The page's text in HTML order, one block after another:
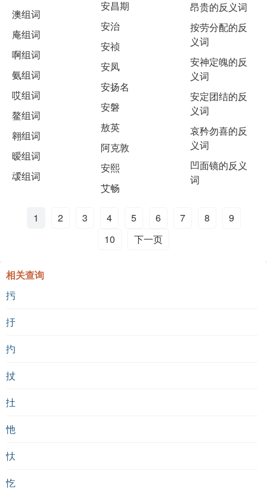
澳组词
庵组词
啊组词
氨组词
哎组词
鳌组词
翱组词
暧组词
叆组词
安昌期
安治
安祯
安凤
安扬名
安磐
敖英
阿克敦
安熙
艾畅
昂贵的反义词
按劳分配的反
义词
安神定魄的反
义词
安定团结的反
义词
哀矜勿喜的反
义词
凹面镜的反义
词
1 2 3 4 5 6 7 8
9
10
下一页
相关查询
扝
扜
扚
扙
扗
忚
忕
忔